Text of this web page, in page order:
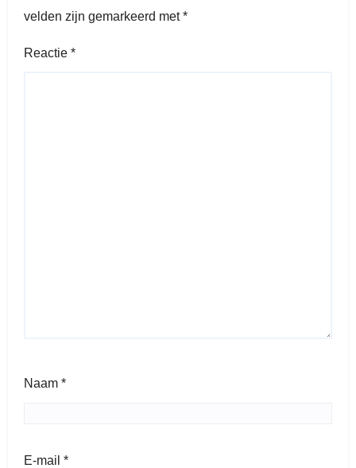
velden zijn gemarkeerd met*
Reactie *
Naam *
E-mail *